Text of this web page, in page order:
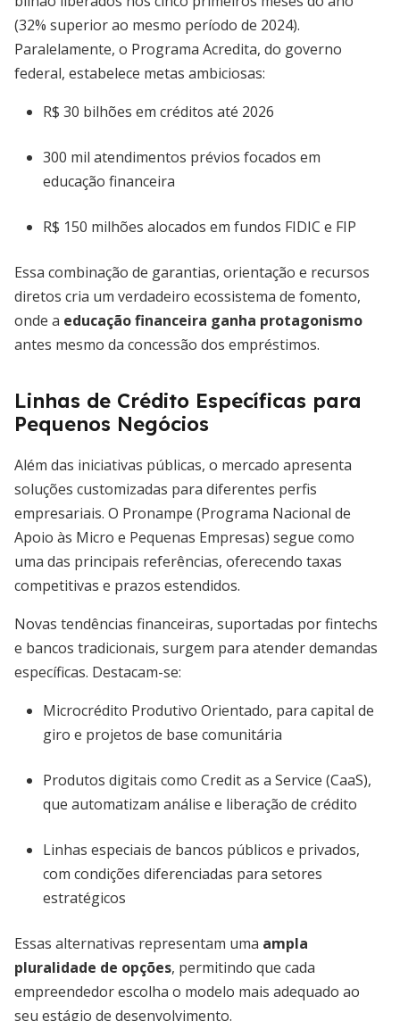
(32% superior ao mesmo período de 2024).
Paralelamente, o Programa Acredita, do governo
federal, estabelece metas ambiciosas:
R$ 30 bilhões em créditos até 2026
300 mil atendimentos prévios focados em
educação financeira
R$ 150 milhões alocados em fundos FIDIC e FIP
Essa combinação de garantias, orientação e recursos
diretos cria um verdadeiro ecossistema de fomento,
onde a educação financeira ganha protagonismo
antes mesmo da concessão dos empréstimos.
Linhas de Crédito Específicas para
Pequenos Negócios
Além das iniciativas públicas, o mercado apresenta
soluções customizadas para diferentes perfis
empresariais. O Pronampe (Programa Nacional de
Apoio às Micro e Pequenas Empresas) segue como
uma das principais referências, oferecendo taxas
competitivas e prazos estendidos.
Novas tendências financeiras, suportadas por fintechs
e bancos tradicionais, surgem para atender demandas
específicas. Destacam-se:
Microcrédito Produtivo Orientado, para capital de
giro e projetos de base comunitária
Produtos digitais como Credit as a Service (CaaS),
que automatizam análise e liberação de crédito
Linhas especiais de bancos públicos e privados,
com condições diferenciadas para setores
estratégicos
Essas alternativas representam uma ampla
pluralidade de opções, permitindo que cada
empreendedor escolha o modelo mais adequado ao
seu estágio de desenvolvimento.